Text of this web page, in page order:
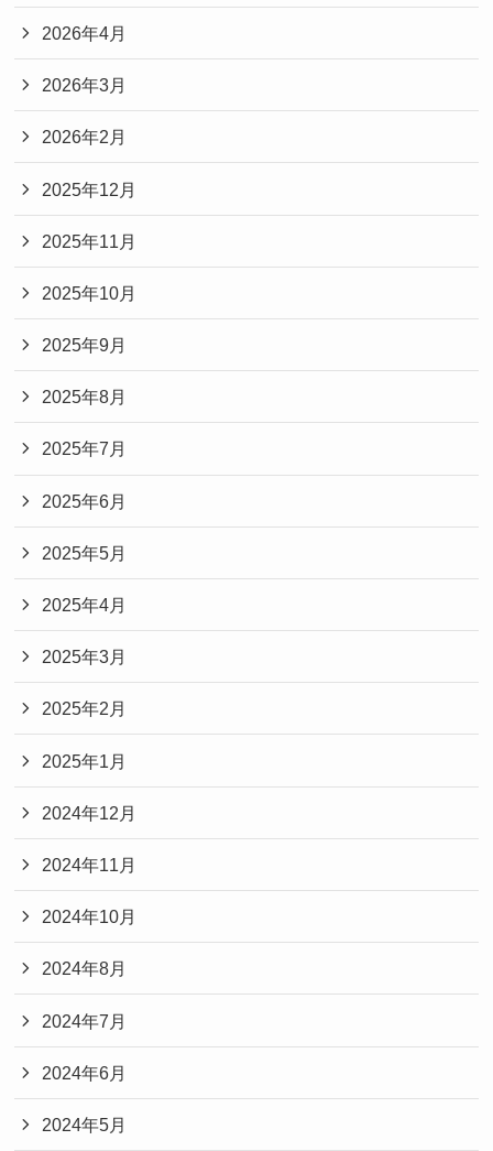
2026年4月
2026年3月
2026年2月
2025年12月
2025年11月
2025年10月
2025年9月
2025年8月
2025年7月
2025年6月
2025年5月
2025年4月
2025年3月
2025年2月
2025年1月
2024年12月
2024年11月
2024年10月
2024年8月
2024年7月
2024年6月
2024年5月